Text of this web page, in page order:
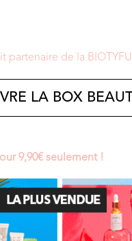
partenaire de la
LA BOX
9,90€ seulement !